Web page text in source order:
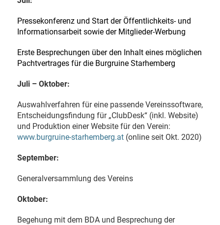
Pressekonferenz und Start der Öffentlichkeits- und
Informationsarbeit sowie der Mitglieder-Werbung
Erste Besprechungen über den Inhalt eines möglichen
Pachtvertrages für die Burgruine Starhemberg
Juli – Oktober:
Auswahlverfahren für eine passende Vereinssoftware,
Entscheidungsfindung für „ClubDesk“ (inkl. Website)
und Produktion einer Website für den Verein:
www.burgruine-starhemberg.at (online seit Okt. 2020)
September:
Generalversammlung des Vereins
Oktober:
Begehung mit dem BDA und Besprechung der